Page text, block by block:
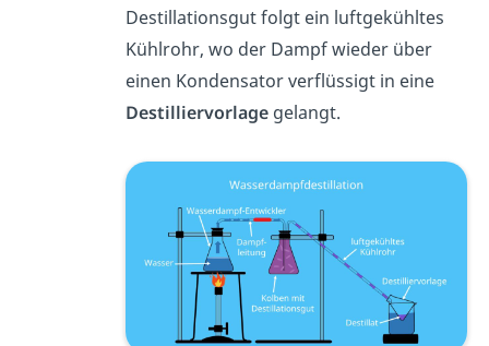
Destillationsgut folgt ein luftgekühltes
Kühlrohr, wo der Dampf wieder über
einen Kondensator verflüssigt in eine
Destilliervorlage gelangt.